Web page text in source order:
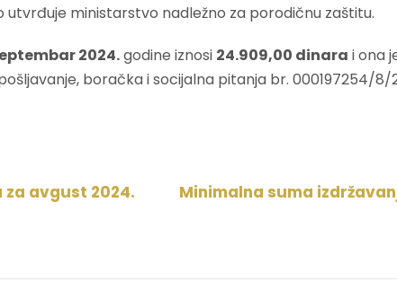
ministarstvo nadležno za porodičnu zaštitu.
2024.godine iznosi 24.909,00 dinara i ona
boračka i socijalna pitanja br. 000197254/8/
avgust 2024.
Minimalna suma